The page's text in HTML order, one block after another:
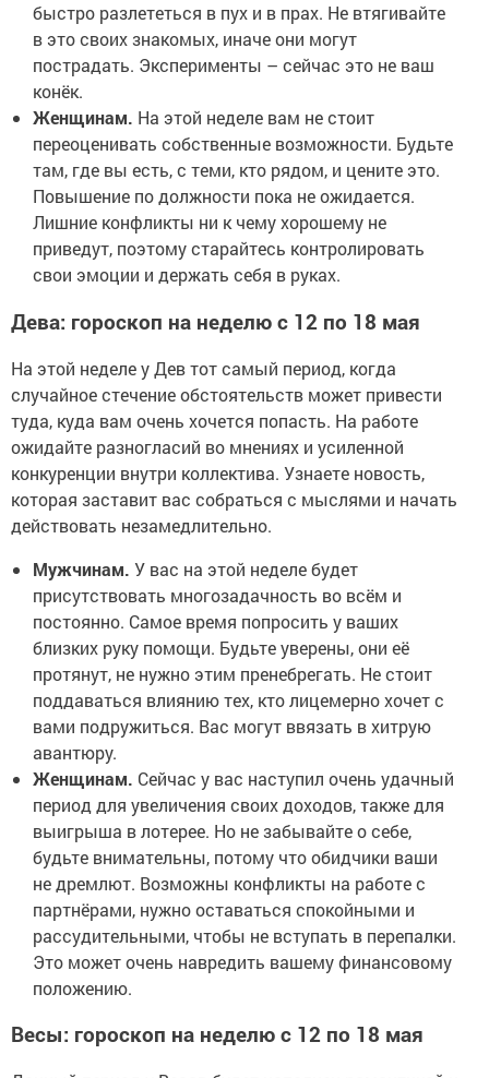
быстро разлететься в пух и в прах. Не втягивайте
в это своих знакомых, иначе они могут
пострадать. Эксперименты – сейчас это не ваш
конёк.
Женщинам. На этой неделе вам не стоит
переоценивать собственные возможности. Будьте
там, где вы есть, с теми, кто рядом, и цените это.
Повышение по должности пока не ожидается.
Лишние конфликты ни к чему хорошему не
приведут, поэтому старайтесь контролировать
свои эмоции и держать себя в руках.
Дева: гороскоп на неделю с 12 по 18 мая
На этой неделе у Дев тот самый период, когда
случайное стечение обстоятельств может привести
туда, куда вам очень хочется попасть. На работе
ожидайте разногласий во мнениях и усиленной
конкуренции внутри коллектива. Узнаете новость,
которая заставит вас собраться с мыслями и начать
действовать незамедлительно.
Мужчинам. У вас на этой неделе будет
присутствовать многозадачность во всём и
постоянно. Самое время попросить у ваших
близких руку помощи. Будьте уверены, они её
протянут, не нужно этим пренебрегать. Не стоит
поддаваться влиянию тех, кто лицемерно хочет с
вами подружиться. Вас могут ввязать в хитрую
авантюру.
Женщинам. Сейчас у вас наступил очень удачный
период для увеличения своих доходов, также для
выигрыша в лотерее. Но не забывайте о себе,
будьте внимательны, потому что обидчики ваши
не дремлют. Возможны конфликты на работе с
партнёрами, нужно оставаться спокойными и
рассудительными, чтобы не вступать в перепалки.
Это может очень навредить вашему финансовому
положению.
Весы: гороскоп на неделю с 12 по 18 мая